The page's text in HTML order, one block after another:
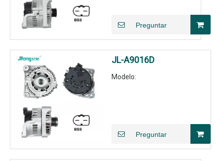
Preguntar
JL-A9016D
Modelo:
Preguntar